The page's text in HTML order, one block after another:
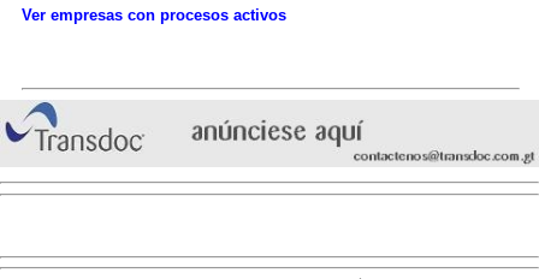
Ver empresas con procesos activos